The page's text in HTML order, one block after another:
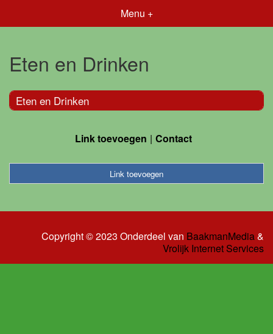
Menu +
Eten en Drinken
Eten en Drinken
Link toevoegen Contact
Link toevoegen
Copyright © 2023 Onderdeel van BaakmanMedia&
Vrolijk Internet Services